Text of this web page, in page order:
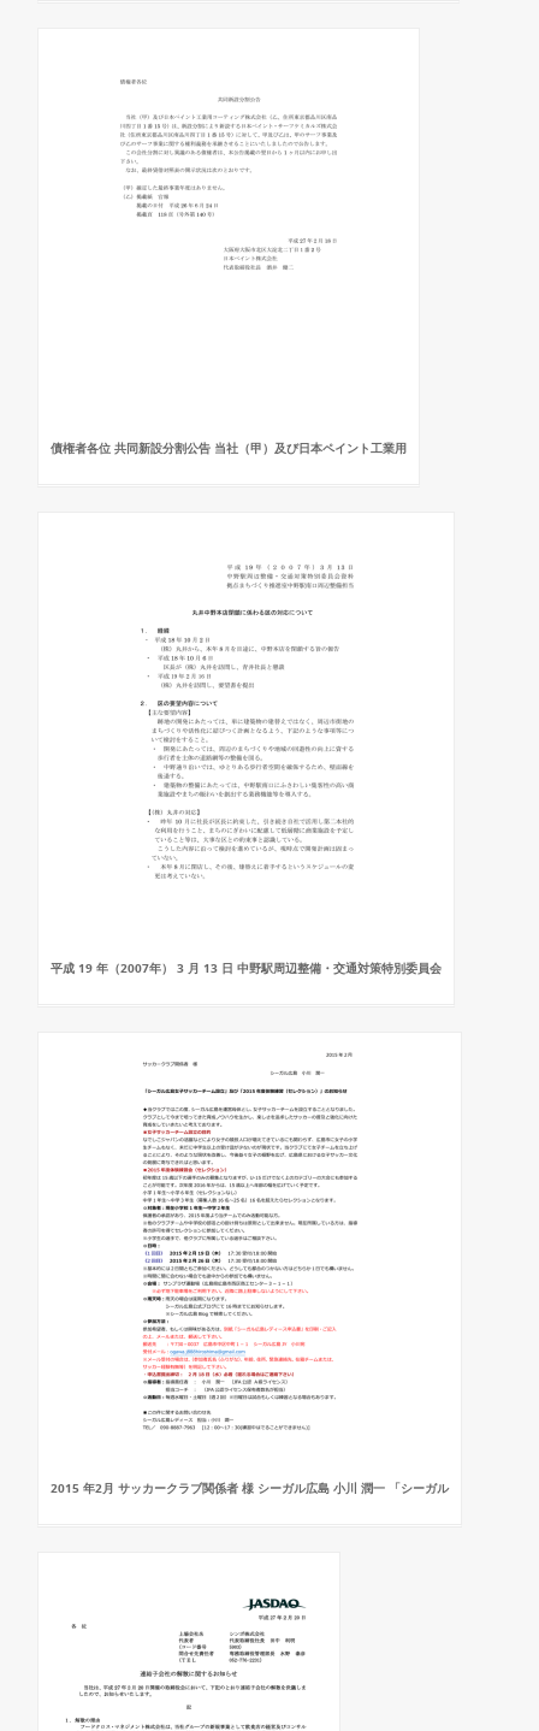
債権者各位 共同新設分割公告 当社（甲）及び日本ペイント工業用
平成 19 年（2007年） 3 月 13 日 中野駅周辺整備・交通対策特別委員会
2015 年2月 サッカークラブ関係者 様 シーガル広島 小川 潤一 「シーガル